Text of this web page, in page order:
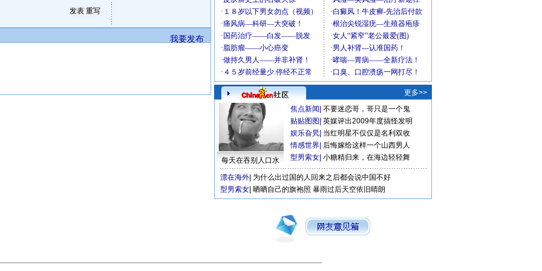
我要发布
更多>>
每天在吞别人口水
焦点新闻 不要迷恋哥，哥只是一个鬼
贴贴图图 英媒评出2009年度搞怪发明
娱乐旮旯 当红明星不仅仅是名利双收
情感世界 后悔嫁给这样一个山西男人
型男索女 小糖精归来，在海边轻轻舞
漂在海外 为什么出过国的人回来之后都会说中国不好
型男索女 晒晒自己的旗袍照 暴雨过后天空依旧晴朗